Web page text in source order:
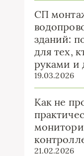
СП
зданий:
для тех,
руками и
19.03.2026
Как не
21.02.2026